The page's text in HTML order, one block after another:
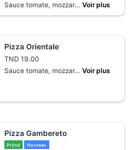
Sauce tomate, mozzar... Voir plus
Pizza Orientale
TND 19.00
Sauce tomate, mozzar... Voir plus
Pizza Gambereto
Prôné Nouveau